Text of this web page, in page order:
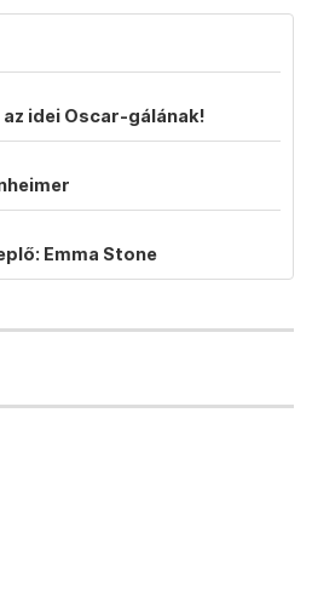
az idei Oscar-gálának!
Emma Stone